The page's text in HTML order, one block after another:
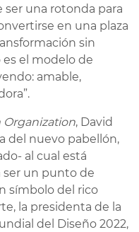
ser una rotonda para
en una plaza
sin
el modelo de
amable,
Organization, David
del nuevo pabellón,
al cual está
ser un punto de
símbolo del rico
la presidenta de la
del Diseño 2022,